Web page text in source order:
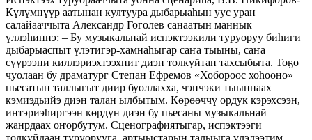
Күлүмнүүр аатынан култуура дыбарыаһын уус уран
салайааччыта Александр Гоголев санаатын маннык
үллэһиннэ: – Бу музыкальнай испэктээкили туруоруу биһиги
дыбарыаспыт үлэтигэр-хамнаһыгар саҥа тыыны, саҥа
сүүрээни киллэриэхтээхпит диэн толкуйтан тахсыбыта. Тоҕо
чуолаан бу драматург Степан Ефремов «Хобороос хоһооно»
пьесатын таллыгыт диир буоллахха, чэпчэки тыыннаах
кэмиэдьийэ диэн талан ылбытым. Көрөөччү ордук кэрэхсээн,
интэриэһиргээн көрдүн диэн бу пьесаны музыкальнай
жанрдаах оҥорбутум. Сценографиятыгар, испэктээги
толкуйдаан туруорууга, артыыстарын талыыга үлэлээтим.